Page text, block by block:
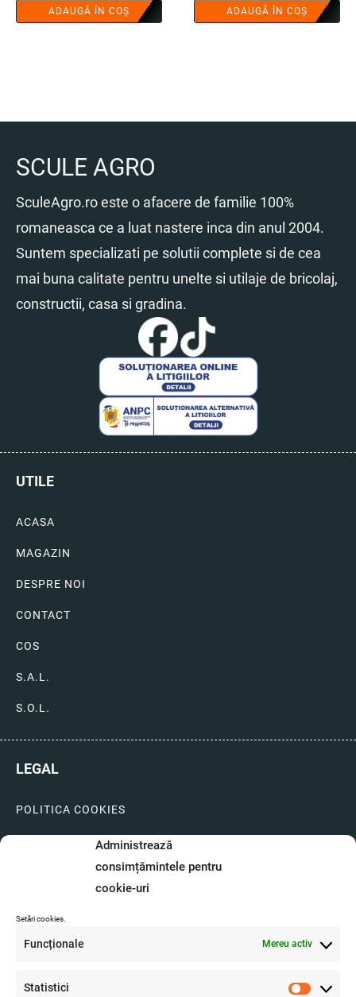
Administrează
consimțămintele pentru
cookie-uri
Setări cookies.
Funcționale Mereu activ
Statistici Statistici
manusi, ochelari,
ADAUGĂ ÎN COȘ ADAUGĂ ÎN COȘ
SCULE AGRO
SculeAgro.ro este o afacere de familie 100%
romaneasca ce a luat nastere inca din anul 2004.
Suntem specializati pe solutii complete si de cea
mai buna calitate pentru unelte si utilaje de bricolaj,
constructii, casa si gradina.
UTILE
ACASA
MAGAZIN
DESPRE NOI
CONTACT
COS
S.A.L.
S.O.L.
LEGAL
POLITICA COOKIES
LIVRARI SI PLATI
GARANTIE SI SERVICE